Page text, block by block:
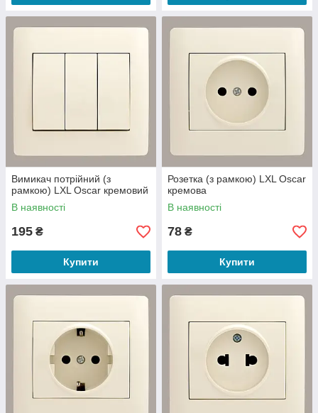
Вимикач потрійний (з
рамкою) LXL Oscar кремовий
В наявності
195 ₴
Купити
Розетка (з рамкою) LXL Oscar
кремова
В наявності
78 ₴
Купити